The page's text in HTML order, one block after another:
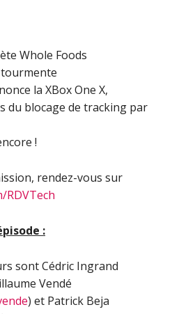
Whole Foods
la XBox One X,
du blocage de tracking par
!
rendez-vous sur
:
sont Cédric Ingrand
Vendé
) et Patrick Beja